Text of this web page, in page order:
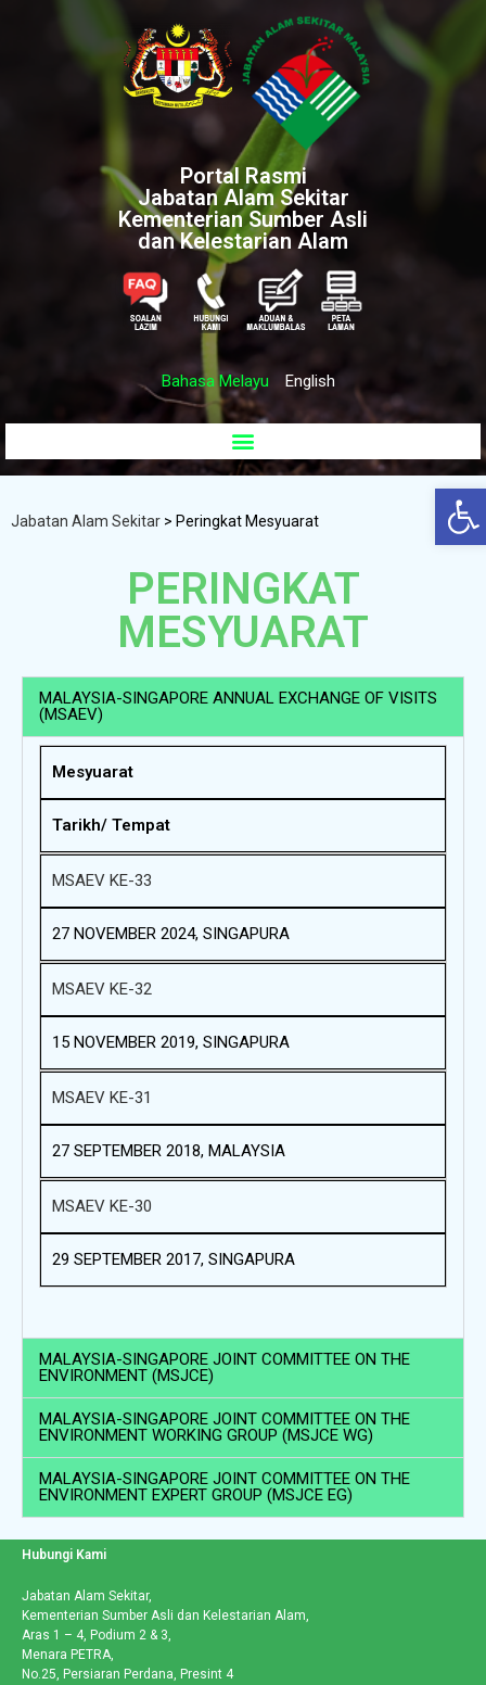
Portal Rasmi
Jabatan Alam Sekitar
Kementerian Sumber Asli
dan Kelestarian Alam
Bahasa Melayu English
Jabatan Alam Sekitar > Peringkat Mesyuarat
PERINGKAT
MESYUARAT
MALAYSIA-SINGAPORE ANNUAL EXCHANGE OF VISITS
(MSAEV)
Mesyuarat
Tarikh/ Tempat
MSAEV KE-33
27 NOVEMBER 2024, SINGAPURA
MSAEV KE-32
15 NOVEMBER 2019, SINGAPURA
MSAEV KE-31
27 SEPTEMBER 2018, MALAYSIA
MSAEV KE-30
29 SEPTEMBER 2017, SINGAPURA
MALAYSIA-SINGAPORE JOINT COMMITTEE ON THE
ENVIRONMENT (MSJCE)
MALAYSIA-SINGAPORE JOINT COMMITTEE ON THE
ENVIRONMENT WORKING GROUP (MSJCE WG)
MALAYSIA-SINGAPORE JOINT COMMITTEE ON THE
ENVIRONMENT EXPERT GROUP (MSJCE EG)
Hubungi Kami
Jabatan Alam Sekitar,
Kementerian Sumber Asli dan Kelestarian Alam,
Aras 1 – 4, Podium 2 & 3,
Menara PETRA,
No.25, Persiaran Perdana, Presint 4